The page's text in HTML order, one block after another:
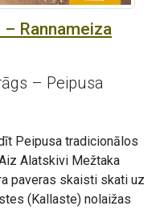
Rannameiza
– Peipusa
Peipusa tradicionālos
Alatskivi Mežtaka
paveras skaisti skati uz
(Kallaste) nolaižas